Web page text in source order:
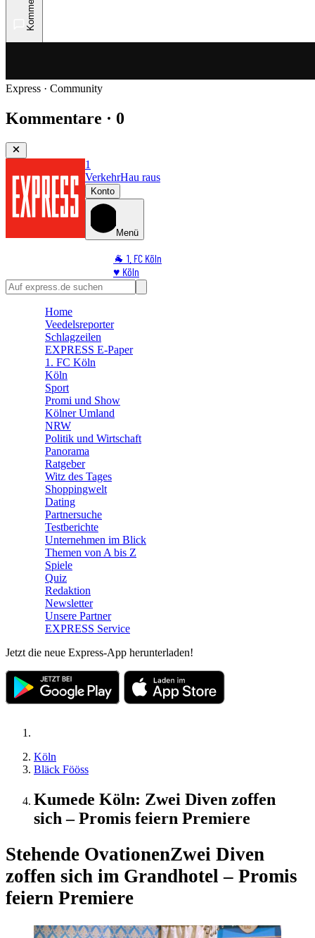
Express · Community
Kommentare · 0
1
VerkehrHau raus
Konto
Menü
🐐 1. FC Köln
♥️ Köln
⭐ Promi
🛒 Shoppingwelt
Home
Veedelsreporter
Schlagzeilen
EXPRESS E-Paper
1. FC Köln
Köln
Sport
Promi und Show
Kölner Umland
NRW
Politik und Wirtschaft
Panorama
Ratgeber
Witz des Tages
Shoppingwelt
Dating
Partnersuche
Testberichte
Unternehmen im Blick
Themen von A bis Z
Spiele
Quiz
Redaktion
Newsletter
Unsere Partner
EXPRESS Service
Jetzt die neue Express-App herunterladen!
Köln
Bläck Fööss
Kumede Köln: Zwei Diven zoffen
sich – Promis feiern Premiere
Stehende OvationenZwei Diven
zoffen sich im Grandhotel – Promis
feiern Premiere